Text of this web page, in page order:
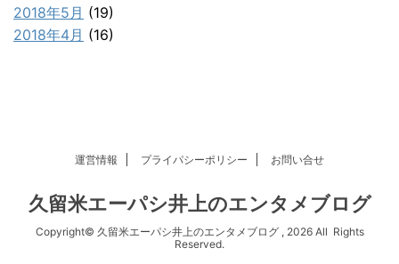
2018年5月 (19)
2018年4月 (16)
運営情報 プライパシーポリシー お問い合せ
久留米エーパシ井上のエンタメブログ
Copyright© 久留米エーパシ井上のエンタメブログ , 2026 All Rights
Reserved.